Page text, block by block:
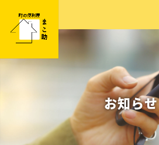
の
便
お知らせ